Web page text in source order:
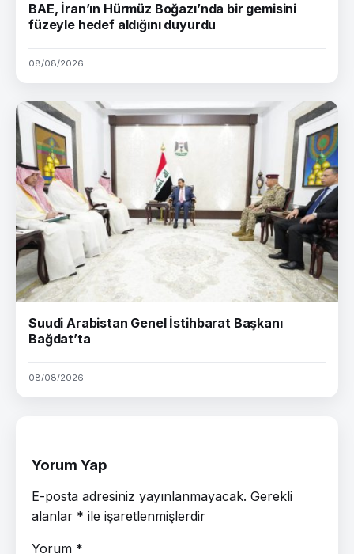
BAE, İran’ın Hürmüz Boğazı’nda bir gemisini
füzeyle hedef aldığını duyurdu
08/08/2026
Suudi Arabistan Genel İstihbarat Başkanı
Bağdat’ta
08/08/2026
Yorum Yap
E-posta adresiniz yayınlanmayacak. Gerekli
alanlar * ile işaretlenmişlerdir
Yorum *